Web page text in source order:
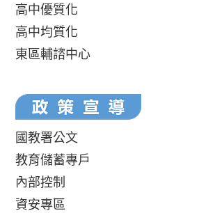
高中優質化
高中均質化
東區輔諮中心
國教署公文
教育儲蓄專戶
內部控制
資安專區